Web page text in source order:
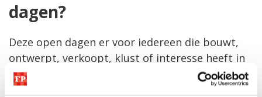
dagen?
Deze open dagen er voor iedereen die bouwt,
ontwerpt, verkoopt, klust of interesse heeft in
bouwen met staal. Heeft u de open dagen
gemist? Bent u professional of particulier en